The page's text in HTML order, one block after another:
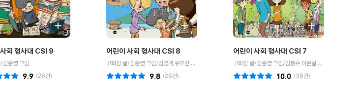
회 형사대 CSI 9
김준영 그림
(26건)
9.9
어린이 사회 형사대 CSI 8
고희정 글/김준영 그림/김영택,유호진 감수
(26건)
9.8
어린이 사회 형사대 CSI 7
고희정 글/김준영 그림/김봉수,이은실 감수
(36건)
10.0